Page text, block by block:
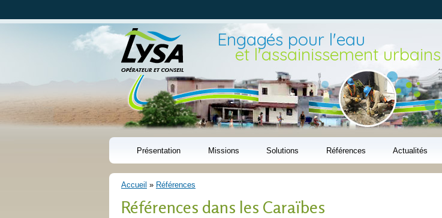
contenu
Engagés pour l'eau
et l'assainissement urbains
Présentation Missions Solutions Références Actualités
Vous êtes ici
Accueil » Références
Références dans les Caraïbes